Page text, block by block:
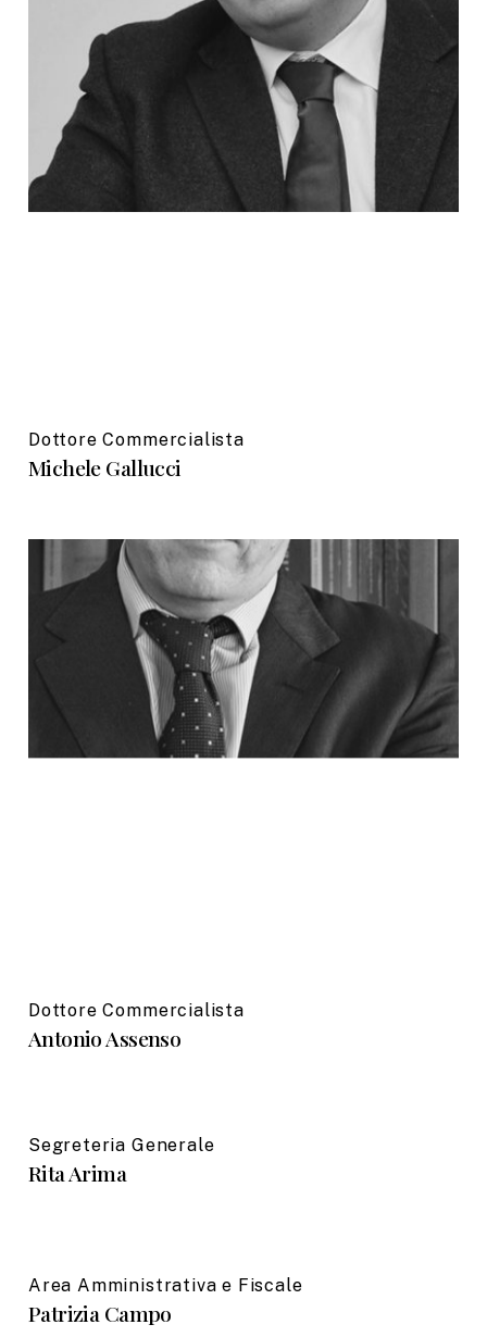
Dottore Commercialista
Michele Gallucci
Dottore Commercialista
Antonio Assenso
Segreteria Generale
Rita Arima
Area Amministrativa e Fiscale
Patrizia Campo